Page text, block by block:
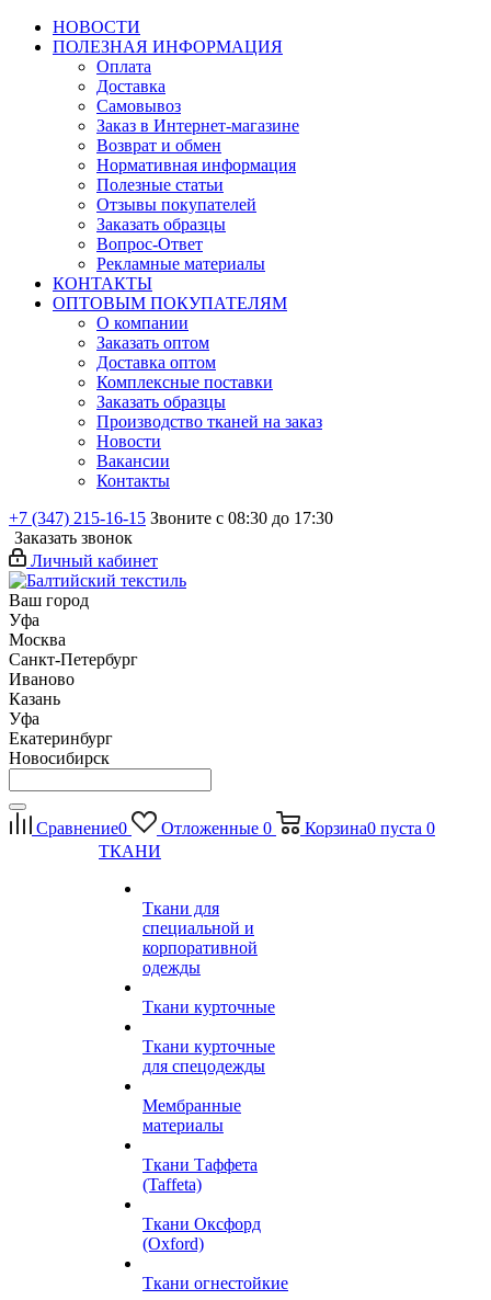
НОВОСТИ
ПОЛЕЗНАЯ ИНФОРМАЦИЯ
Оплата
Доставка
Самовывоз
Заказ в Интернет-магазине
Возврат и обмен
Нормативная информация
Полезные статьи
Отзывы покупателей
Заказать образцы
Вопрос-Ответ
Рекламные материалы
КОНТАКТЫ
ОПТОВЫМ ПОКУПАТЕЛЯМ
О компании
Заказать оптом
Доставка оптом
Комплексные поставки
Заказать образцы
Производство тканей на заказ
Новости
Вакансии
Контакты
+7 (347) 215-16-15 Звоните с 08:30 до 17:30
Заказать звонок
Личный кабинет
Ваш город
Уфа
Москва
Санкт-Петербург
Иваново
Казань
Уфа
Екатеринбург
Новосибирск
Сравнение0 Отложенные 0 Корзина0 пуста 0
ТКАНИ
Ткани для
специальной и
корпоративной
одежды
Ткани курточные
Ткани курточные
для спецодежды
Мембранные
материалы
Ткани Таффета
(Taffeta)
Ткани Оксфорд
(Oxford)
Ткани огнестойкие